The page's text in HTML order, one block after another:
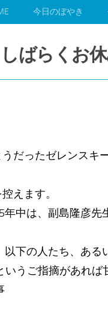
今日のぼやき
ばらくお休
だったゼレンスキ
えます。
年中は、副島隆彦
下の人たち、ある
いうご指摘があれば